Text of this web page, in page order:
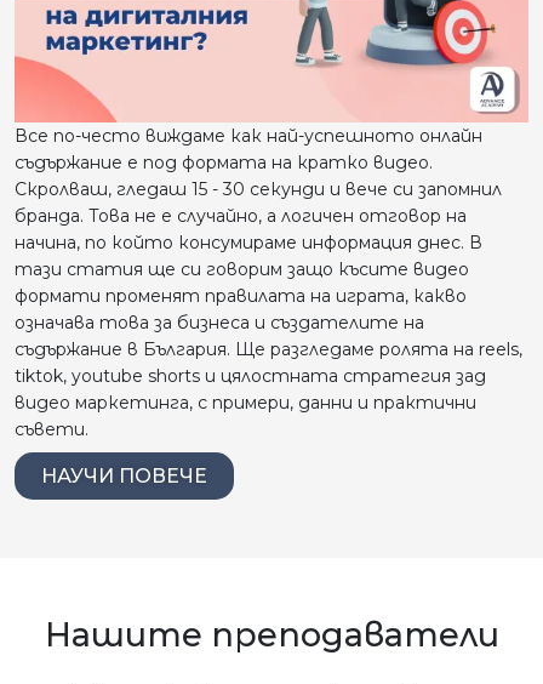
Все по-често виждаме как най-успешното онлайн
съдържание е под формата на кратко видео.
Скролваш, гледаш 15 - 30 секунди и вече си запомнил
бранда. Това не е случайно, а логичен отговор на
начина, по който консумираме информация днес. В
тази статия ще си говорим защо късите видео
формати променят правилата на играта, какво
означава това за бизнеса и създателите на
съдържание в България. Ще разгледаме ролята на reels,
tiktok, youtube shorts и цялостната стратегия зад
видео маркетинга, с примери, данни и практични
съвети.
НАУЧИ ПОВЕЧЕ
Нашите преподаватели